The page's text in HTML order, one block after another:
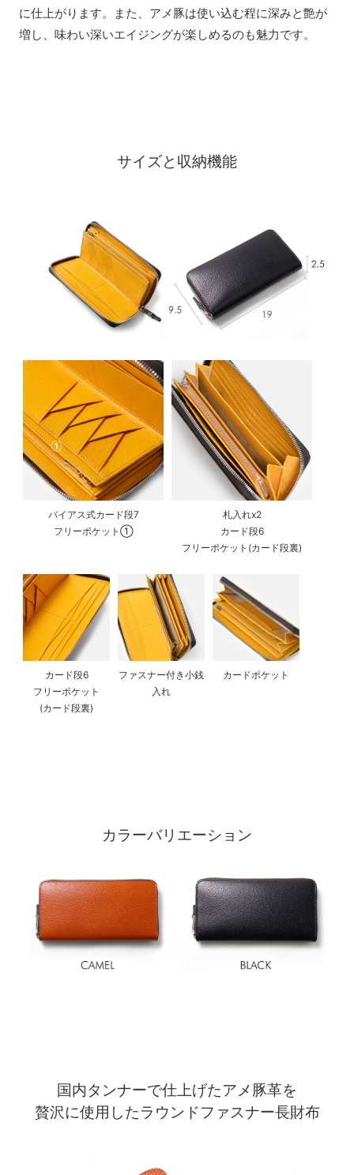
に仕上がります。また、アメ豚は使い込む程に深みと艶が
増し、味わい深いエイジングが楽しめるのも魅力です。
サイズと収納機能
バイアス式カード段7
フリーポケット①
札入れx2
カード段6
フリーポケット(カード段裏)
カード段6
フリーポケット
(カード段裏)
ファスナー付き小銭
入れ
カードポケット
カラーバリエーション
国内タンナーで仕上げたアメ豚革を
贅沢に使用したラウンドファスナー長財布